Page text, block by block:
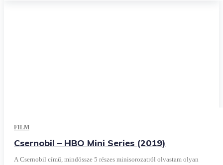
FILM
Csernobil – HBO Mini Series (2019)
A Csernobil című, mindössze 5 részes minisorozatról olvastam olyan